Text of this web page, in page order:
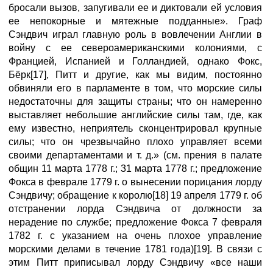
бросали вызов, запугивали ее и диктовали ей условия
ее непокорные и мятежные подданные». Граф
Сэндвич играл главную роль в вовлечении Англии в
войну с ее североамериканскими колониями, с
Францией, Испанией и Голландией, однако Фокс,
Бёрк[17], Питт и другие, как мы видим, постоянно
обвиняли его в парламенте в том, что морские силы
недостаточны для защиты страны; что он намеренно
выставляет небольшие английские силы там, где, как
ему известно, неприятель сконцентрировал крупные
силы; что он чрезвычайно плохо управляет всеми
своими департаментами и т. д.» (см. прения в палате
общин 11 марта 1778 г.; 31 марта 1778 г.; предложение
Фокса в феврале 1779 г. о вынесении порицания лорду
Сэндвичу; обращение к королю[18] 19 апреля 1779 г. об
отстранении лорда Сэндвича от должности за
нерадение по службе; предложение Фокса 7 февраля
1782 г. с указанием на очень плохое управление
морскими делами в течение 1781 года)[19]. В связи с
этим Питт приписывал лорду Сэндвичу «все наши